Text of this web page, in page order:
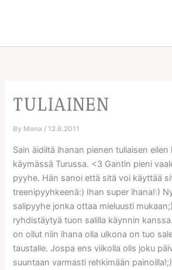
TULIAINEN
By Mona /12.6.2011
Sain äidiltä ihanan pienen tuliaisen eilen
käymässä Turussa. <3 Gantin pieni
pyyhe. Hän sanoi että sitä voi käyttää
treenipyyhkeenä:) Ihan super ihana!:)
salipyyhe jonka ottaa mieluusti
ryhdistäytyä tuon salilla käynnin
on ollut niin ihana olla ulkona on tuo
taustalle. Jospa ens viikolla olis joku
suuntaan varmasti rehkimään